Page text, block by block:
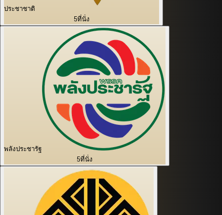
ประชาชาติ
5ที่นั่ง
พลังประชารัฐ
5ที่นั่ง